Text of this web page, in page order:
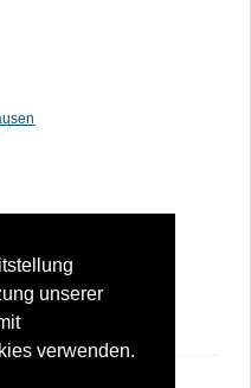
unserer
verwenden.